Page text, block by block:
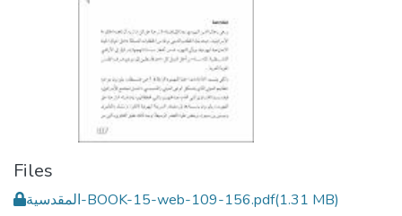
Files
المقدسية-BOOK-15-web-109-156.pdf(1.31 MB)